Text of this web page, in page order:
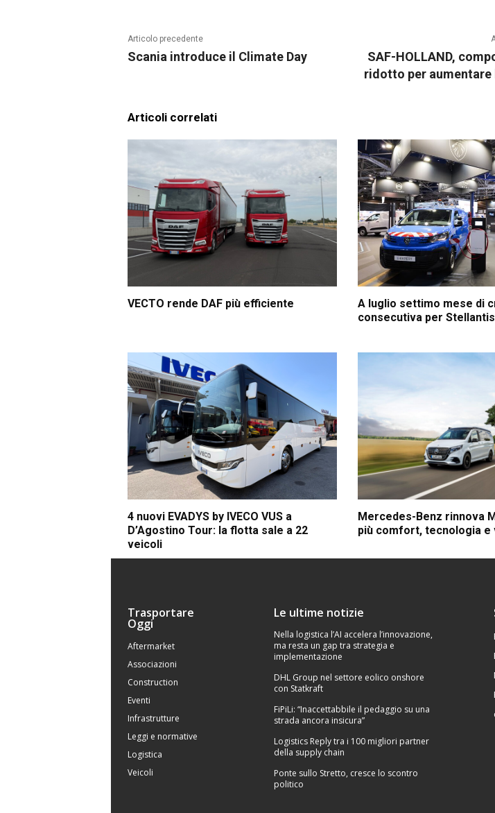
Articolo precedente
Scania introduce il Climate Day
SAF-HOLLAND,
ridotto per
Articoli correlati
VECTO rende DAF più efficiente
A luglio settimo mese di
consecutiva per
4 nuovi EVADYS by IVECO VUS a
D’Agostino Tour: la flotta sale a 22
veicoli
Mercedes-Benz rinnova
più comfort, tecnologia e
Trasportare
Oggi
Aftermarket
Associazioni
Construction
Eventi
Infrastrutture
Leggi e normative
Logistica
Veicoli
Le ultime notizie
Nella logistica l’AI accelera l’innovazione,
ma resta un gap tra strategia e
implementazione
DHL Group nel settore eolico onshore
con Statkraft
FiPiLi: “Inaccettabbile il pedaggio su una
strada ancora insicura”
Logistics Reply tra i 100 migliori partner
della supply chain
Ponte sullo Stretto, cresce lo scontro
politico